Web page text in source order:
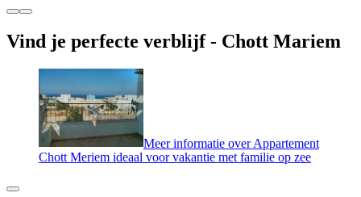
Vind je perfecte verblijf - Chott Mariem
Meer informatie over Appartement
Chott Meriem ideaal voor vakantie met familie op zee